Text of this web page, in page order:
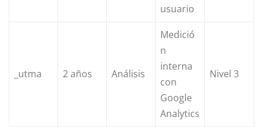
usuario
_utma 2 años Análisis
Medició
n
interna
con
Google
Analytics
Nivel 3